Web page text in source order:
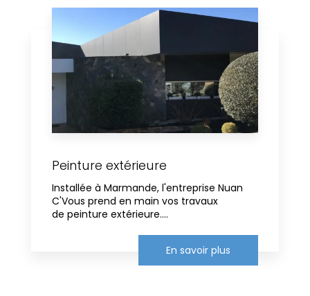
Peinture extérieure
Installée à Marmande, l'entreprise Nuan
C'Vous prend en main vos travaux
de peinture extérieure....
En savoir plus